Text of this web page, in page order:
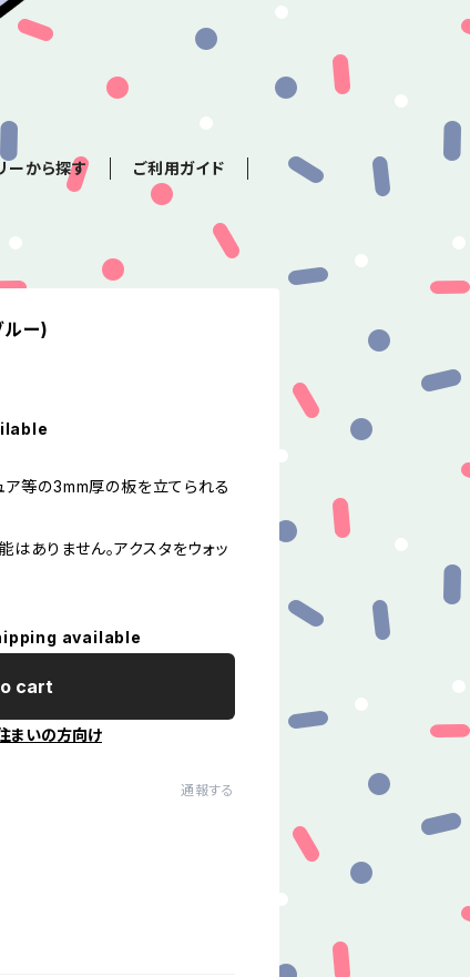
ーから探す
ご利用ガイド
ルー)
ア等の3mm厚の板を立てられる
ありません。アクスタをウォッ
available
cart
まいの方向け
通報する